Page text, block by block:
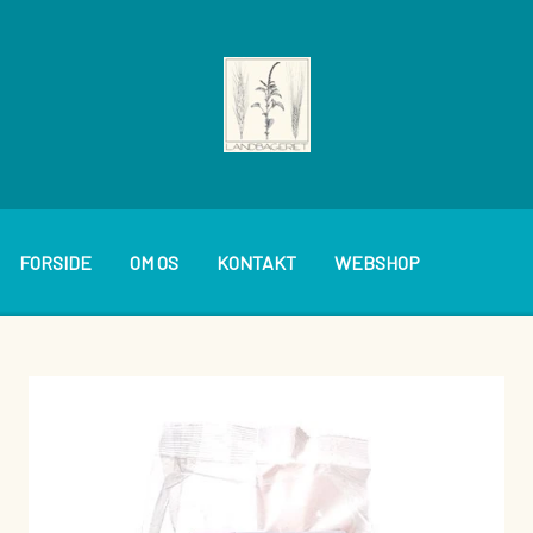
FORSIDE OM OS KONTAKT WEBSHOP
KAGER OG WIENERBRØD
DIVERSE BOLLER M.M.